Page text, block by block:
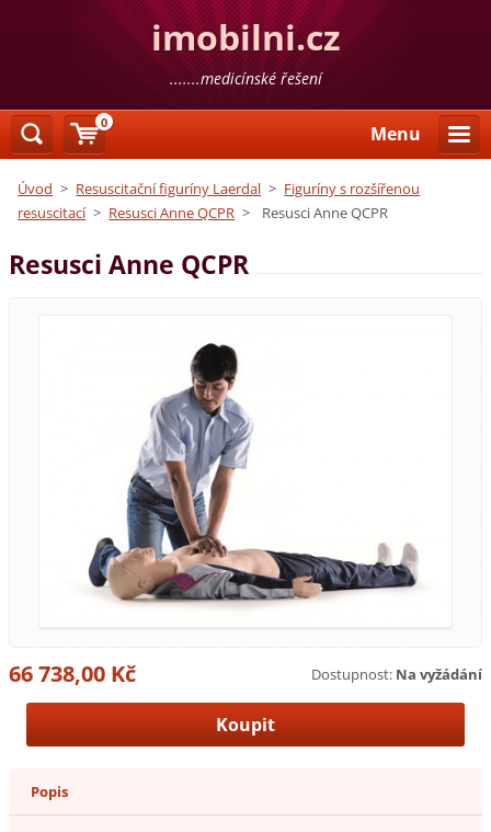
imobilni.cz
.......medicínské řešení
Menu
Úvod > Resuscitační figuríny Laerdal > Figuríny s rozšířenou
resuscitací > Resusci Anne QCPR > Resusci Anne QCPR
Resusci Anne QCPR
Dostupnost: Na vyžádání
66 738,00 Kč
Popis
0